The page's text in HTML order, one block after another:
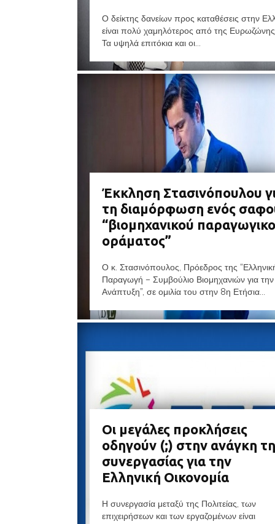
Ο δείκτης δανείων προς καταθέσεις στην
είναι πολύ χαμηλότερος από της
Τα υψηλά επιτόκια και οι...
Έκκληση Στασινόπουλου
τη διαμόρφωση ενός
“βιομηχανικού
οράματος”
Ο κ. Στασινόπουλος, Πρόεδρος της
Παραγωγή – Συμβούλιο Βιομηχανιών για την
Ανάπτυξη”, σε ομιλία του στην 8η Ετήσια...
Οι μεγάλες προκλήσεις
οδηγούν (;) στην ανάγκη
συνεργασίας για την
Ελληνική Οικονομία
Η συνεργασία μεταξύ της Πολιτείας, των
επιχειρήσεων και των εργαζομένων είναι